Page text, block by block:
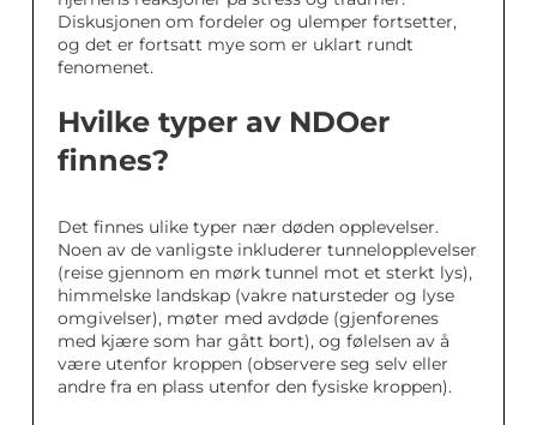
Diskusjonen om fordeler og ulemper fortsetter,
og det er fortsatt mye som er uklart rundt
fenomenet.
Hvilke typer av NDOer
finnes?
Det finnes ulike typer nær døden opplevelser.
Noen av de vanligste inkluderer tunnelopplevelser
(reise gjennom en mørk tunnel mot et sterkt lys),
himmelske landskap (vakre natursteder og lyse
omgivelser), møter med avdøde (gjenforenes
med kjære som har gått bort), og følelsen av å
være utenfor kroppen (observere seg selv eller
andre fra en plass utenfor den fysiske kroppen).